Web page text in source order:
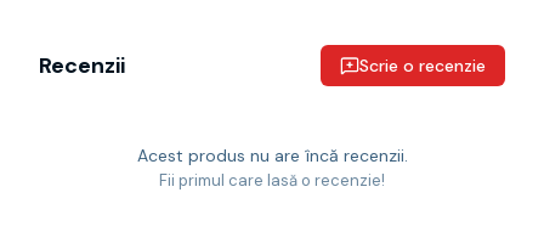
Recenzii Scrie o recenzie
Acest produs nu are încă recenzii.
Fii primul care lasă o recenzie!